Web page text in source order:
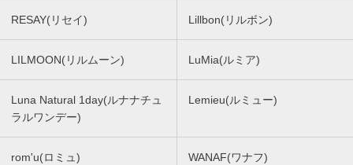
RESAY(リセイ) Lillbon(リルボン)
LILMOON(リルムーン) LuMia(ルミア)
Luna Natural 1day(ルナナチュ
ラルワンデー)
Lemieu(ルミュー)
rom'u(ロミュ) WANAF(ワナフ)